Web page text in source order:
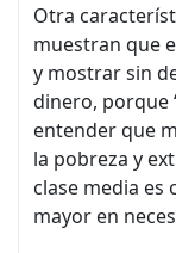
Otra
muestran que
y mostrar sin
dinero, porque
entender que
la pobreza y
clase media es
mayor en